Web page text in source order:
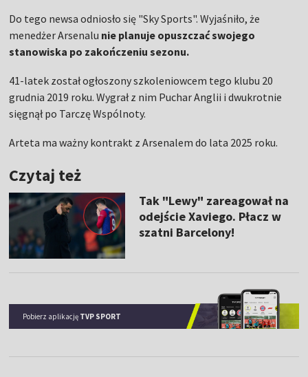
Do tego newsa odniosło się "Sky Sports". Wyjaśniło, że
menedżer Arsenalu nie planuje opuszczać swojego
stanowiska po zakończeniu sezonu.
41-latek został ogłoszony szkoleniowcem tego klubu 20
grudnia 2019 roku. Wygrał z nim Puchar Anglii i dwukrotnie
sięgnął po Tarczę Wspólnoty.
Arteta ma ważny kontrakt z Arsenalem do lata 2025 roku.
Czytaj też
Tak "Lewy" zareagował na
odejście Xaviego. Płacz w
szatni Barcelony!
Pobierz aplikację TVP SPORT